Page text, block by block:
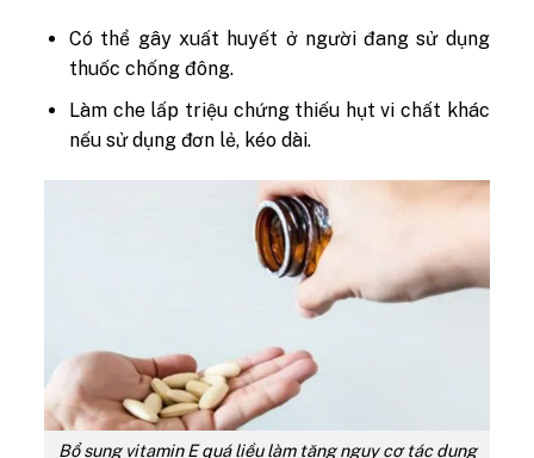
Có thể gây xuất huyết ở người đang sử dụng
thuốc chống đông.
Làm che lấp triệu chứng thiếu hụt vi chất khác
nếu sử dụng đơn lẻ, kéo dài.
Bổ sung vitamin E quá liều làm tăng nguy cơ tác dụng